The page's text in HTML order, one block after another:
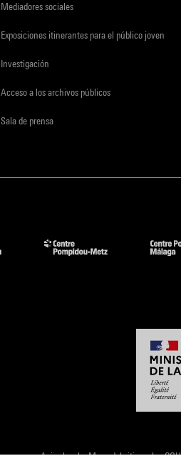
Mediadores sociales
Exposiciones itinerantes para el público joven
Investigación
Acceso a los archivos públicos
Sala de prensa